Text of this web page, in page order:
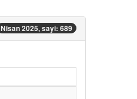
Nisan 2025, sayi: 689